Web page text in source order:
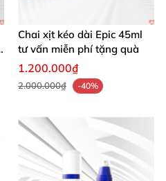
Chai xịt kéo dài Epic 45ml
tư vấn miễn phí tặng quà
1.200.000₫
2.000.000₫ -40%